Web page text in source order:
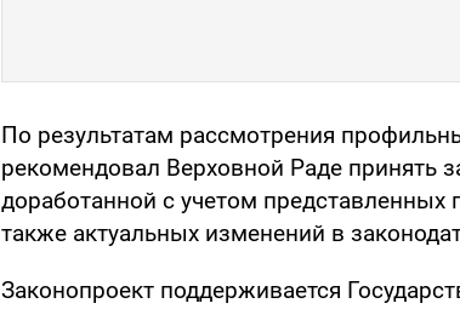
По результатам рассмотрения
рекомендовал Верховной Раде принять
доработанной с учетом
также актуальных изменений в
Законопроект поддерживается